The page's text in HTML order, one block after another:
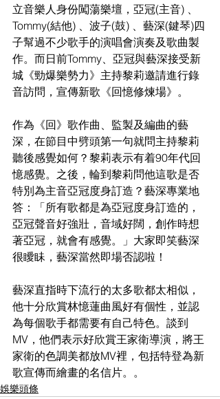
立音樂人身份闖蕩樂壇，亞冠(主音) 、
Tommy(結他) 、波子(鼓) 、藝深(鍵琴)四
子幫過不少歌手的演唱會演奏及歌曲製
作。而日前Tommy、亞冠與藝深接受新
城《勁爆樂勢力》主持黎莉邀請進行錄
音訪問，宣傳新歌《回憶修煉場》。
作為《回》歌作曲、監製及編曲的藝
深，在節目中劈頭第一句就問主持黎莉
聽後感覺如何？黎莉表示有着90年代回
憶感覺。之後，輪到黎莉問他這歌是否
特別為主音亞冠度身訂造？藝深專業地
答：「所有歌都是為亞冠度身訂造的，
亞冠聲音好強壯，音域好闊，創作時想
著亞冠，就會有感覺。」大家即笑藝深
很瞹眛，藝深當然即場否認啦！
藝深直指時下流行的太多歌都太相似，
他十分欣賞林憶蓮曲風好有個性，並認
為每個歌手都需要有自己特色。談到
MV，他們表示好欣賞王家衛導演，將王
家衛的色調美都放MV裡，包括特登為新
歌宣傳而繪畫的名信片。。
娛樂頭條